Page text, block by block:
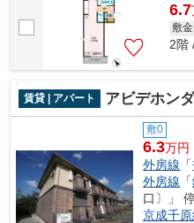
6.7
敷金
2階
賃貸 | アパート アビデホンダ
敷0
6.3万円
外房線 「
外房線 「
口〕」
京成千原